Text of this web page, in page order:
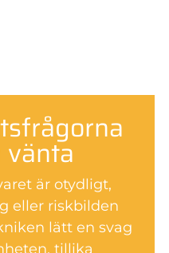
är otydligt,
eller riskbilden
lätt en svag
tillika